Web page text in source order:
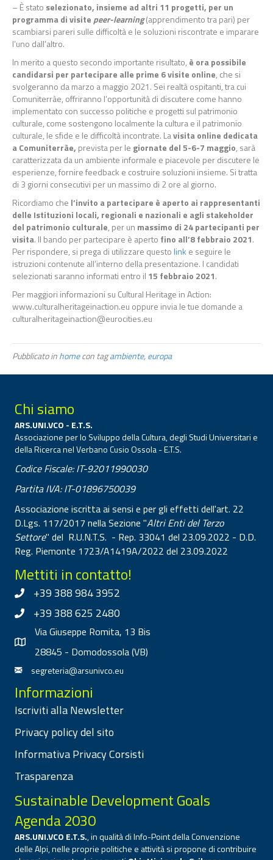
– È stato selezionato, insieme ad altri 11 progetti, per un
programma di visite peer-learning(apprendimento tra pari) per
scambiarsi pareri sulle difficoltà e le soluzioni riscontrate e imparare
l’uno dall’altro.
In merito a questo secondo importante risultato, è ora possibile
candidarsi per partecipare alle prime 6 visite online, che si
svolgeranno da marzo a maggio 2021. Sei realtà ospitanti, tra cui
Comuniterràe, offriranno l’opportunità di discutere come hanno
implementato con successo politiche e progetti sul patrimonio
culturale, come sostengono localmente la cultura e il patrimonio
culturale, le sfide e le difficoltà incontrate. Lavisita online dedicata
a Comuniterràe, prevista per le giornate del 5-6-7 maggio, sarà
caratterizzata da un ambiente informale e piacevole per discutere le
esperienze, fornire feedback e costruire soluzioni insieme. Si tratta
di 3 giorni consecutivi per un massimo di 2 ore al giorno.
Ricordiamo che l’invito a partecipare è aperto ai rappresentanti
delle Istituzioni locali, regionali e nazionali e agli stakeholder
del patrimonio culturale, per un massimo di 24 partecipanti per
visita. Il bando per partecipare è aperto fino all’8 febbraio 2021.
Per rispondere, si prega di utilizzare questolink e seguire le
istruzioni contenute all’interno della presentazione. I candidati
selezionati saranno informati entro il 15 febbraio 2021.
Per maggiori informazioni su Cultural Heritage in Action:
www.culturalheritageinaction.eu oppure invia le tue domande a
culturalheritageinaction@eurocities.eu
Pubblicato inhomecon tagambiente,europa
Chi siamo
ARS.UNI.VCO - E.T.S.
Associazione per lo Sviluppo della Cultura, degli Studi Universitari e
della Ricerca nel Verbano Cusio Ossola - E.T.S.
Codice Fiscale: IT-92011990030
Partita IVA: IT-01896750039
Associazione iscritta ai sensi e per gli effetti dell'art. 22
D.Lgs. 117/2017 nella Sezione "Altri Enti del Terzo
Settore" del R.U.N.T.S. - Rep. 33041 del 23.09.2022 - D.D.
Reg. Piemonte 1723/A1419A/2022 del 23.09.2022
Mettiti in contatto!
+39 388 984 3952
+39 388 625 2480
Via Giuseppe Romita, 13 Bis
28845 - Domodossola (VB)
segreteria@arsunivco.eu
Informazioni
Iscriviti alla Newsletter
Privacy policy del sito
Informativa Privacy Corsisti
Trasparenza
Sustainable Development Goals
Agenda 2030
ARS.UNI.VCO E.T.S., in qualità di Info-Point della Convenzione
delle Alpi, nelle proprie politiche e attività si propone di contribuire